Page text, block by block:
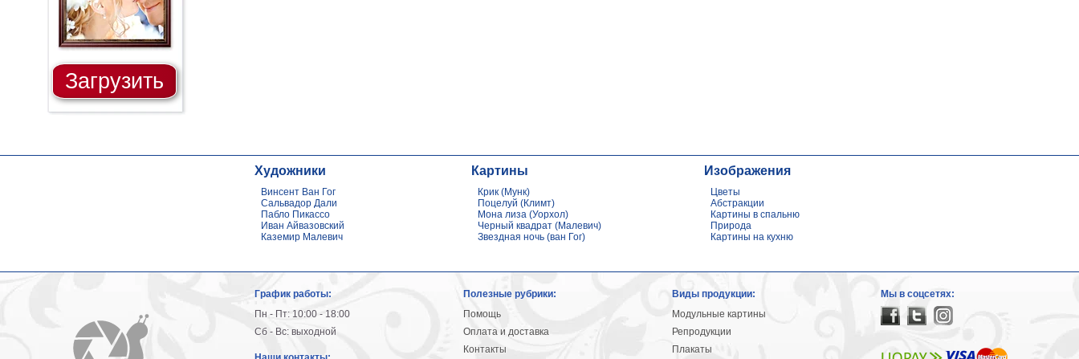
Загрузить
Художники
Винсент Ван Гог
Сальвадор Дали
Пабло Пикассо
Иван Айвазовский
Каземир Малевич
Картины
Крик (Мунк)
Поцелуй (Климт)
Мона лиза (Уорхол)
Черный квадрат (Малевич)
Звездная ночь (ван Гог)
Изображения
Цветы
Абстракции
Картины в спальню
Природа
Картины на кухню
График работы:
Пн - Пт: 10:00 - 18:00
Сб - Вс: выходной
Полезные рубрики:
Помощь
Оплата и доставка
Контакты
Виды продукции:
Модульные картины
Репродукции
Плакаты
Мы в соцсетях: